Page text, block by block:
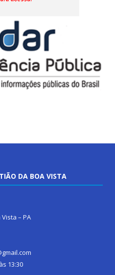
DA BOA VISTA
– PA
13:30